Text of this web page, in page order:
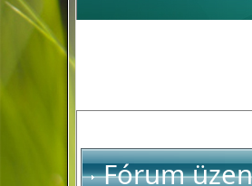
Fórum